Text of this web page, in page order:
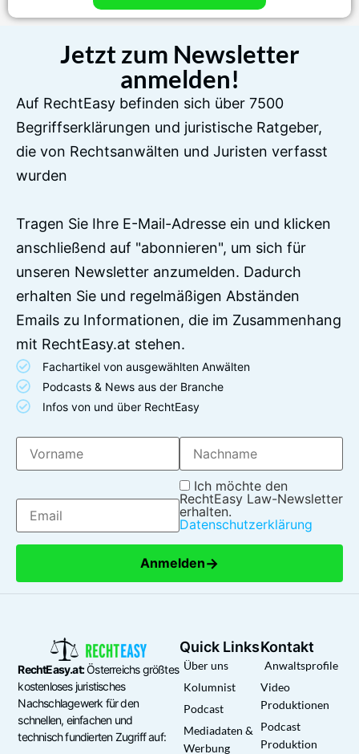
Jetzt zum Newsletter
anmelden!
Auf RechtEasy befinden sich über 7500
Begriffserklärungen und juristische Ratgeber,
die von Rechtsanwälten und Juristen verfasst
wurden
Tragen Sie Ihre E-Mail-Adresse ein und klicken
anschließend auf "abonnieren", um sich für
unseren Newsletter anzumelden. Dadurch
erhalten Sie und regelmäßigen Abständen
Emails zu Informationen, die im Zusammenhang
mit RechtEasy.at stehen.
Fachartikel von ausgewählten Anwälten
Podcasts & News aus der Branche
Infos von und über RechtEasy
Ich möchte den
RechtEasy Law-Newsletter
erhalten.
Datenschutzerklärung
Anmelden→
RechtEasy.at:Österreichs größtes
kostenloses juristisches
Nachschlagewerk für den
schnellen, einfachen und
technisch fundierten Zugriff auf:
Quick Links
Über uns
Kolumnist
Podcast
Mediadaten &
Werbung
Kontakt
Anwaltsprofile
Video
Produktionen
Podcast
Produktion